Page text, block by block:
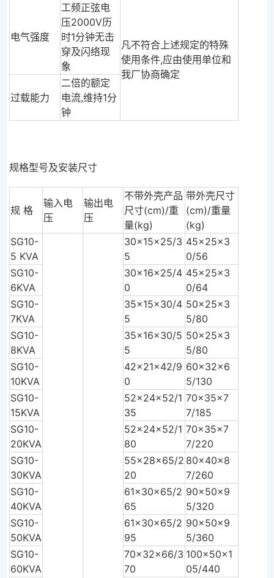
电气强度
工频正弦电
压2000V历
时1分钟无击
穿及闪络现
象
凡不符合上述规定的特殊
使用条件,应由使用单位和
我厂协商确定
过载能力
二倍的额定
电流,维持1分
钟
规格型号及安装尺寸
规 格
输入电
压
输出电
压
不带外壳产品
尺寸(cm)/重
量(kg)
带外壳尺寸
(cm)/重量
(kg)
SG10-
5 KVA
30×15×25/3
5
45×25×3
0/56
SG10-
6KVA
30×16×25/4
0
45×25×3
0/64
SG10-
7KVA
35×15×30/4
5
50×25×3
5/80
SG10-
8KVA
35×16×30/5
5
50×25×3
5/80
SG10-
10KVA
42×21×42/9
0
60×32×6
5/130
SG10-
15KVA
52×24×52/1
35
70×35×7
7/185
SG10-
20KVA
52×24×52/1
80
70×35×7
7/220
SG10-
30KVA
55×28×65/2
20
80×40×8
7/260
SG10-
40KVA
61×30×65/2
65
90×50×9
5/320
SG10-
50KVA
61×30×65/2
95
90×50×9
5/360
SG10-
60KVA
70×32×66/3
70
100×50×1
05/440